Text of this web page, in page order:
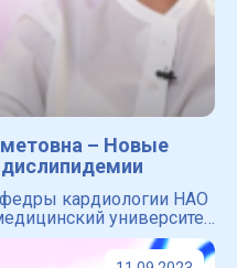
– Новые
кардиологии НАО
университет
президент ОО
гиперто